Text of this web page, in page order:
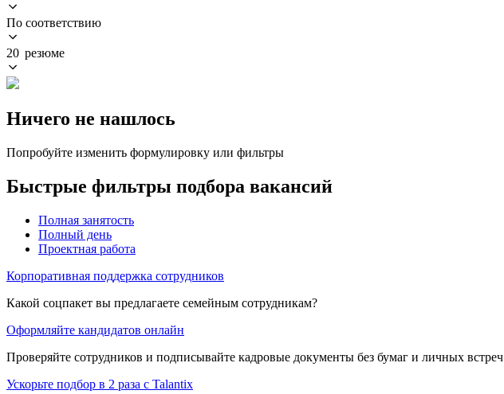
По соответствию
20 резюме
Ничего не нашлось
Попробуйте изменить формулировку или фильтры
Быстрые фильтры подбора вакансий
Полная занятость
Полный день
Проектная работа
Корпоративная поддержка сотрудников
Какой соцпакет вы предлагаете семейным сотрудникам?
Оформляйте кандидатов онлайн
Проверяйте сотрудников и подписывайте кадровые документы без бумаг и личных встреч
Ускорьте подбор в 2 раза с Talantix